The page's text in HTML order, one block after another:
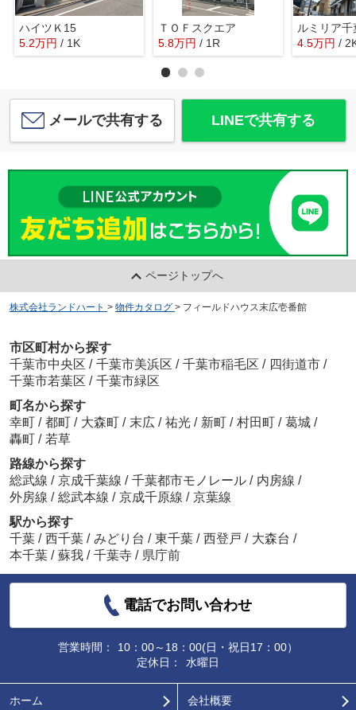
ハイツＫ15
5.2万円 / 1K
ＴＯＦスクエア
5.8万円 / 1R
ルミリア千
4.5万円 /
メールで共有する LINEで共有する
ページトップへ
株式会社ランドハート > 物件カタログ > フィールドハウス末広壱番館
市区町村から探す
千葉市中央区 / 千葉市美浜区 / 千葉市稲毛区 / 四街道市 /
千葉市若葉区 / 千葉市緑区
町名から探す
幸町 / 都町 / 大森町 / 末広 / 祐光 / 新町 / 村田町 / 葛城 /
轟町 / 若草
路線から探す
総武線 / 京成千葉線 / 千葉都市モノレール / 内房線 /
外房線 / 総武本線 / 京成千原線 / 京葉線
駅から探す
千葉 / 西千葉 / みどり台 / 東千葉 / 西登戸 / 大森台 /
本千葉 / 蘇我 / 千葉寺 / 県庁前
電話でお問い合わせ
営業時間：
10：00～18：00(日・祝日17：00）
定休日：
水曜日
ホーム 会社概要